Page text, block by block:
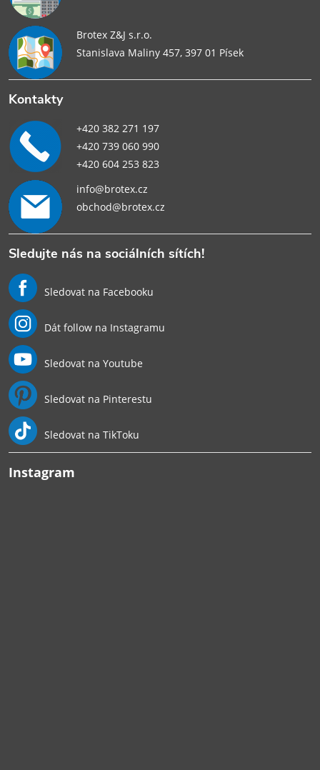
Brotex Z&J s.r.o.
Stanislava Maliny 457, 397 01 Písek
Kontakty
+420 382 271 197
+420 739 060 990
+420 604 253 823
info@brotex.cz
obchod@brotex.cz
Sledujte nás na sociálních sítích!
Sledovat na Facebooku
Dát follow na Instagramu
Sledovat na Youtube
Sledovat na Pinterestu
Sledovat na TikToku
Instagram